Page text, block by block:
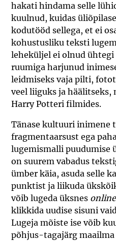
hakati hindama selle
kuulnud, kuidas
kodutööd sellega, et ei
kohustusliku teksti
leheküljel ei olnud
ruumiga harjunud
leidmiseks vaja pilti,
veel liiguks ja häälitseks,
Harry Potteri filmides.
Tänase kultuuri inimene
fragmentaarsust ega
lugemismalli puudumise
on suurem vabadus
ümber käia, asuda selle
punktist ja liikuda
võib lugeda üksnes online
klikkida uudise sisuni
Lugeja mõiste ise võib
põhjus-tagajärg